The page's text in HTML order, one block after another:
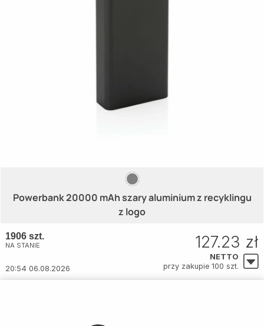
Powerbank 20000 mAh szary aluminium z recyklingu
z logo
1906 szt.
NA STANIE
20:54 06.08.2026
127.23 zł
NETTO
przy zakupie 100 szt.